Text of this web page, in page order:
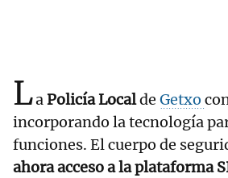
LaPolicía Localde Getxo
incorporando la tecnología
funciones. El cuerpo de
ahora acceso a la plataforma